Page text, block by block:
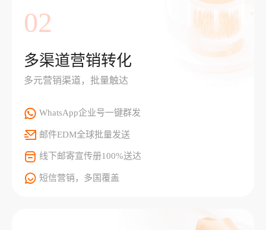
02
多渠道营销转化
多元营销渠道，批量触达
WhatsApp企业号一键群发
邮件EDM全球批量发送
线下邮寄宣传册100%送达
短信营销，多国覆盖